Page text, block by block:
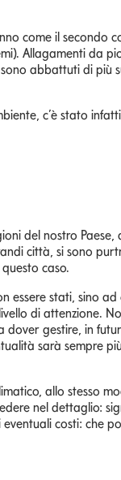
come il secondo
Allagamenti da
abbattuti di più
c’è stato
del nostro Paese,
città, si sono
caso.
essere stati, sino
di attenzione.
gestire, in
sarà sempre
allo stesso
nel dettaglio:
costi: che